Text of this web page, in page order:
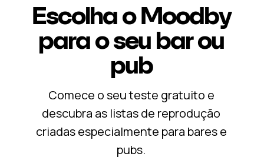
Escolha o Moodby
para o seu bar ou
pub
Comece o seu teste gratuito e
descubra as listas de reprodução
criadas especialmente para bares e
pubs.